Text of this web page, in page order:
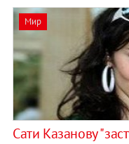
Мир
Сати Казанову